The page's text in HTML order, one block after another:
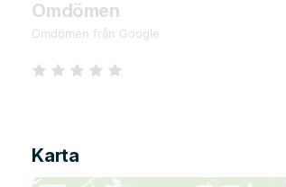
Omdömen
Omdömen från Google
Karta